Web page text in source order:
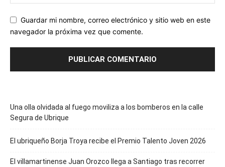
Guardar mi nombre, correo electrónico y sitio web en este
navegador la próxima vez que comente.
Una olla olvidada al fuego moviliza a los bomberos en la calle
Segura de Ubrique
El ubriqueño Borja Troya recibe el Premio Talento Joven 2026
El villamartinense Juan Orozco llega a Santiago tras recorrer